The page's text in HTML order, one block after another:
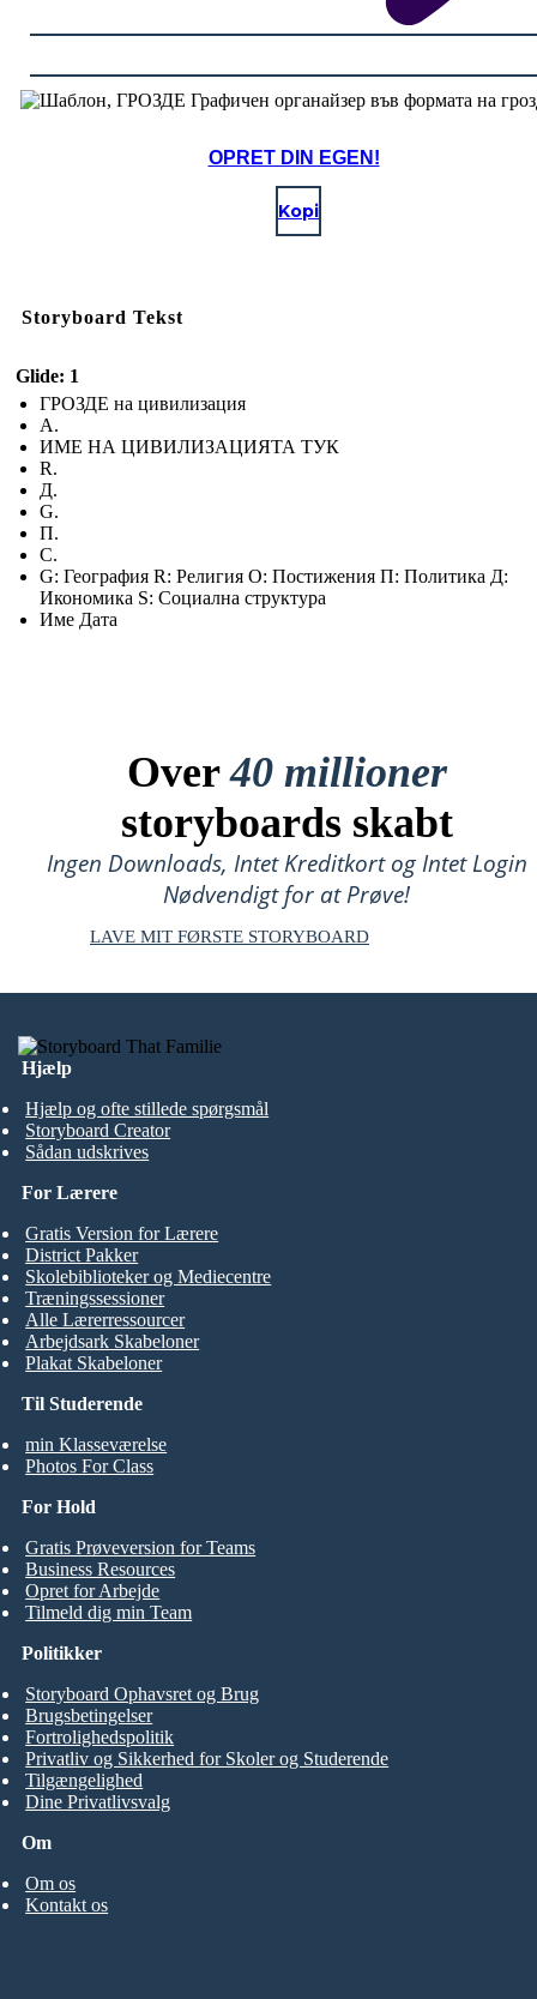
OPRET DIN EGEN!
Kopi
Storyboard Tekst
Glide: 1
ГРОЗДЕ на цивилизация
А.
ИМЕ НА ЦИВИЛИЗАЦИЯТА ТУК
R.
Д.
G.
П.
С.
G: География R: Религия О: Постижения П: Политика Д:
Икономика S: Социална структура
Име Дата
Over40 millioner
storyboards skabt
Ingen Downloads, Intet Kreditkort og Intet Login
Nødvendigt for at Prøve!
LAVE MIT FØRSTE STORYBOARD
Hjælp
Hjælp og ofte stillede spørgsmål
Storyboard Creator
Sådan udskrives
Til Studerende
min Klasseværelse
Photos For Class
For Lærere
Gratis Version for Lærere
District Pakker
Skolebiblioteker og Mediecentre
Træningssessioner
Alle Lærerressourcer
Arbejdsark Skabeloner
Plakat Skabeloner
For Hold
Gratis Prøveversion for Teams
Business Resources
Opret for Arbejde
Tilmeld dig min Team
Om
Om os
Kontakt os
Politikker
Storyboard Ophavsret og Brug
Brugsbetingelser
Fortrolighedspolitik
Privatliv og Sikkerhed for Skoler og Studerende
Tilgængelighed
Dine Privatlivsvalg